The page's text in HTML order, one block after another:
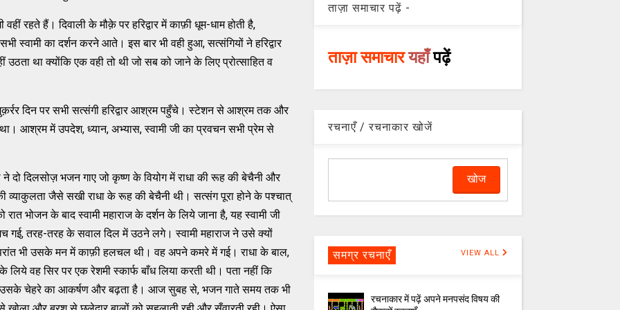
रहते हैं। दिवाली के मौक़े पर हरिद्वार में काफ़ी धूम-धाम होती है,
स्वामी का दर्शन करने आते। इस बार भी वही हुआ, सत्संगियों ने हरिद्वार
था क्योंकि एक वही तो थी जो सब को जाने के लिए प्रोत्साहित व
मुक़र्रर दिन पर सभी सत्संगी हरिद्वार आश्रम पहुँचे। स्टेशन से आश्रम तक और
आश्रम में उपदेश, ध्यान, अभ्यास, स्वामी जी का प्रवचन सभी प्रेम से
दो दिलसोज़ भजन गाए जो कृष्ण के वियोग में राधा की रूह की बेचैनी और
व्याकुलता जैसे सखी राधा के रूह की बेचैनी थी। सत्संग पूरा होने के पश्चात्
भोजन के बाद स्वामी महाराज के दर्शन के लिये जाना है, यह स्वामी जी
तरह-तरह के सवाल दिल में उठने लगे। स्वामी महाराज ने उसे क्यों
भी उसके मन में काफ़ी हलचल थी। वह अपने कमरे में गई। राधा के बाल,
वह सिर पर एक रेशमी स्कार्फ बाँध लिया करती थी। पता नहीं कि
उसके चेहरे का आकर्षण और बढ़ता है। आज सुबह से, भजन गाते समय तक भी
ताज़ा समाचार पढ़ें -
ताज़ा समाचारयहाँपढ़ें
रचनाएँ / रचनाकार खोजें
समग्र रचनाएँ VIEW ALL
रचनाकार में पढ़ें अपने मनपसंद विषय की